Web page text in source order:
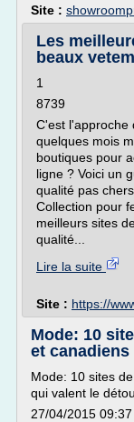
Site :
Les
beaux
1
8739
C'est l'approche
quelques mois
boutiques pour
ligne ? Voici un
qualité pas
Collection pour
meilleurs sites
qualité...
Lire la suite
Site : https://
Mode: 10
et canadiens
Mode: 10 sites
qui valent le
27/04/2015